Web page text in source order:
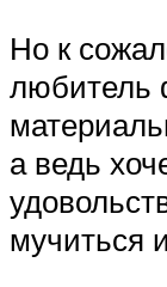
Но к
любитель
а ведь
мучиться